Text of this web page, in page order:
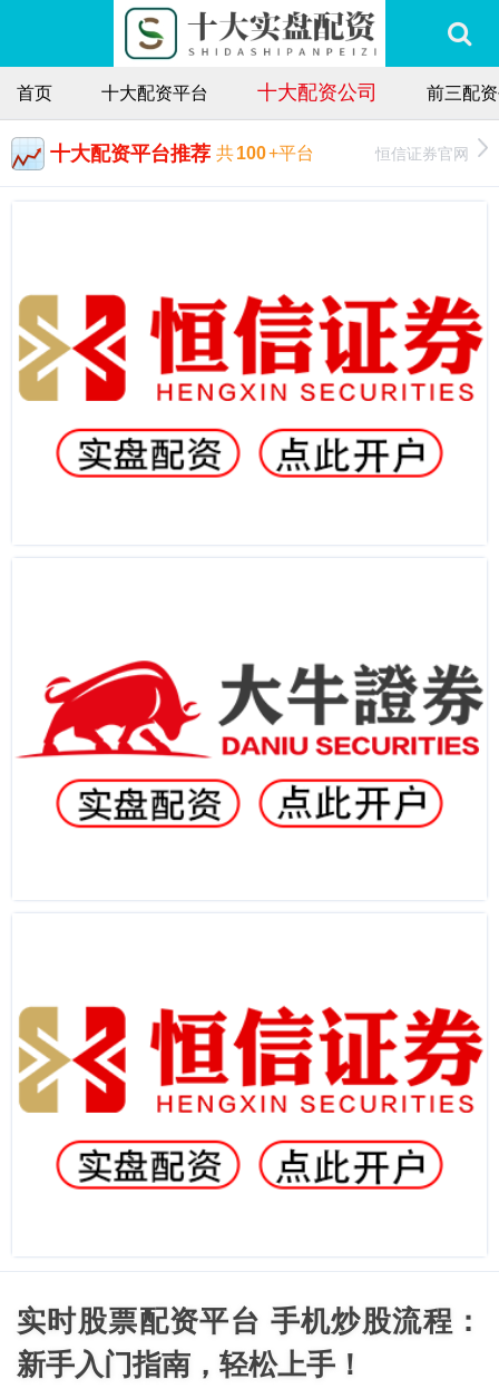
首页 十大配资平台 十大配资公司 前三配
十大配资平台推荐 共100+平台 恒信证券官网
实时股票配资平台 手机炒股流程：
新手入门指南，轻松上手！